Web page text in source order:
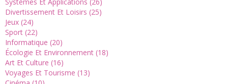
Divertissement Et Loisirs (25)
Jeux (24)
Sport (22)
Informatique (20)
Écologie Et Environnement (18)
Art Et Culture (16)
Voyages Et Tourisme (13)